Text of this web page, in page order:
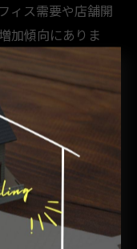
ィス需要や店舗開
加傾向にありま
開発計画、税制優
理を徹底しましょ
の管理体制や出
ることが成功のポ
を解説